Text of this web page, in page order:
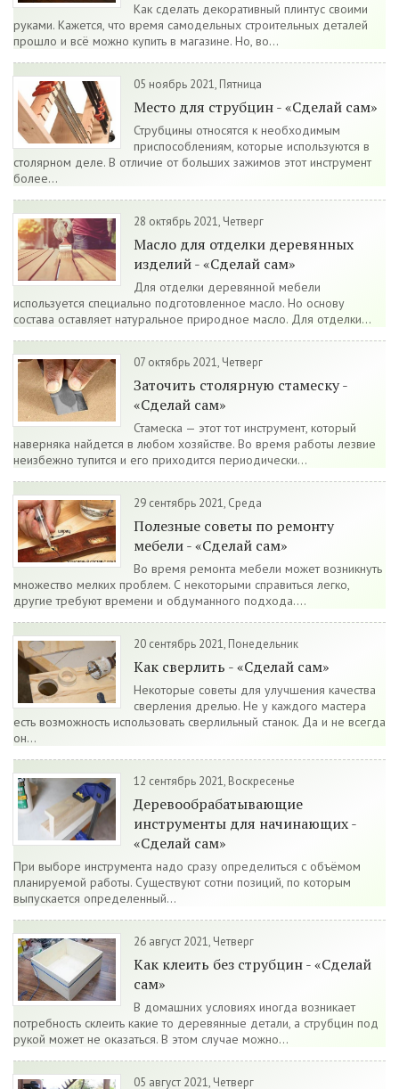
Как сделать декоративный плинтус своими
руками. Кажется, что время самодельных строительных деталей
прошло и всё можно купить в магазине. Но, во...
05 ноябрь 2021, Пятница
Место для струбцин - «Сделай сам»
Струбцины относятся к необходимым
приспособлениям, которые используются в
столярном деле. В отличие от больших зажимов этот инструмент
более...
28 октябрь 2021, Четверг
Масло для отделки деревянных
изделий - «Сделай сам»
Для отделки деревянной мебели
используется специально подготовленное масло. Но основу
состава оставляет натуральное природное масло. Для отделки...
07 октябрь 2021, Четверг
Заточить столярную стамеску -
«Сделай сам»
Стамеска — этот тот инструмент, который
наверняка найдется в любом хозяйстве. Во время работы лезвие
неизбежно тупится и его приходится периодически...
29 сентябрь 2021, Среда
Полезные советы по ремонту
мебели - «Сделай сам»
Во время ремонта мебели может возникнуть
множество мелких проблем. С некоторыми справиться легко,
другие требуют времени и обдуманного подхода....
20 сентябрь 2021, Понедельник
Как сверлить - «Сделай сам»
Некоторые советы для улучшения качества
сверления дрелью. Не у каждого мастера
есть возможность использовать сверлильный станок. Да и не всегда
он...
12 сентябрь 2021, Воскресенье
Деревообрабатывающие
инструменты для начинающих -
«Сделай сам»
При выборе инструмента надо сразу определиться с объёмом
планируемой работы. Существуют сотни позиций, по которым
выпускается определенный...
26 август 2021, Четверг
Как клеить без струбцин - «Сделай
сам»
В домашних условиях иногда возникает
потребность склеить какие то деревянные детали, а струбцин под
рукой может не оказаться. В этом случае можно...
05 август 2021, Четверг